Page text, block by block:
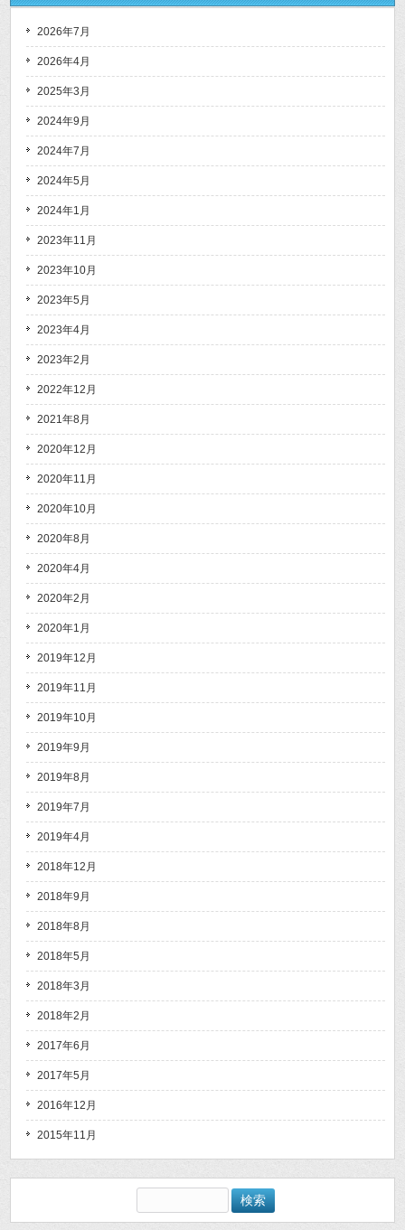
2026年7月
2026年4月
2025年3月
2024年9月
2024年7月
2024年5月
2024年1月
2023年11月
2023年10月
2023年5月
2023年4月
2023年2月
2022年12月
2021年8月
2020年12月
2020年11月
2020年10月
2020年8月
2020年4月
2020年2月
2020年1月
2019年12月
2019年11月
2019年10月
2019年9月
2019年8月
2019年7月
2019年4月
2018年12月
2018年9月
2018年8月
2018年5月
2018年3月
2018年2月
2017年6月
2017年5月
2016年12月
2015年11月
索: